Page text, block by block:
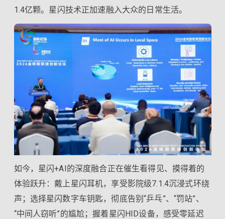
1.4亿颗。星闪技术正加速融入大众的日常生活。
如今，星闪+AI的深度融合正在催生看得见、摸得着的
体验跃升：戴上星闪耳机，享受影院级7.1.4沉浸式环绕
声；选择星闪数字车钥匙，彻底告别“乒乓”、“罚站”、
“中间人窃听”的尴尬；握着星闪HID设备，感受零延迟